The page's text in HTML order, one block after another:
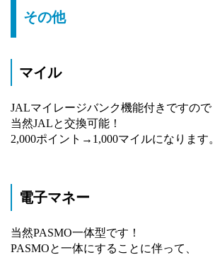
その他
マイル
JALマイレージバンク機能付きですので
当然JALと交換可能！
2,000ポイント→1,000マイルになります。
電子マネー
当然PASMO一体型です！
PASMOと一体にすることに伴って、